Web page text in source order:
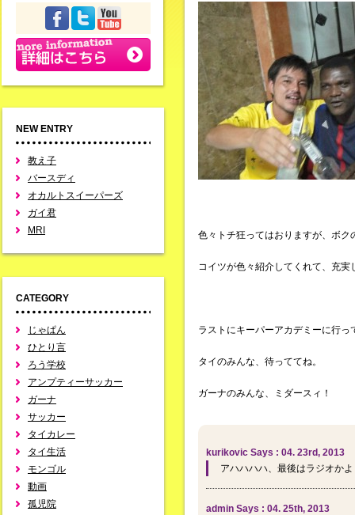
NEW ENTRY
教え子
バースディ
オカルトスイーパーズ
ガイ君
MRI
CATEGORY
じゃぱん
ひとり言
ろう学校
アンプティーサッカー
ガーナ
サッカー
タイカレー
タイ生活
モンゴル
動画
孤児院
色々トチ狂ってはおりますが、ボク
コイツが色々紹介してくれて、充
ラストにキーパーアカデミーに行
タイのみんな、待っててね。
ガーナのみんな、ミダースィ！
kurikovic Says : 04. 23rd, 2013
アハハハハ、最後はラジオか
admin Says : 04. 25th, 2013